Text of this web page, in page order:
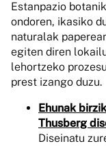
Estanpazio
ondoren, ikasiko
naturalak
egiten diren
lehortzeko
prest izango duzu.
Ehunak
Thusberg
Diseinatu